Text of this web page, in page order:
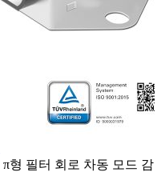
π형 필터 회로 차동 모드 감